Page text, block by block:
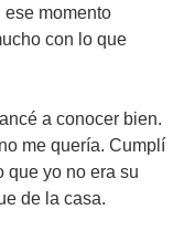
ese momento
con lo que
a conocer bien.
me quería. Cumplí
que yo no era su
de la casa.